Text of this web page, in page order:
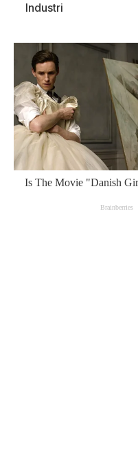
Industri